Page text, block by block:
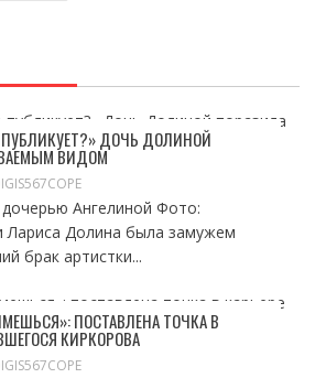
ПУБЛИКУЕТ?» ДОЧЬ ДОЛИНОЙ
ВИДОМ
Ангелиной Фото:
Лариса Долина была замужем
брак артистки...
ПОСТАВЛЕНА ТОЧКА В
КИРКОРОВА